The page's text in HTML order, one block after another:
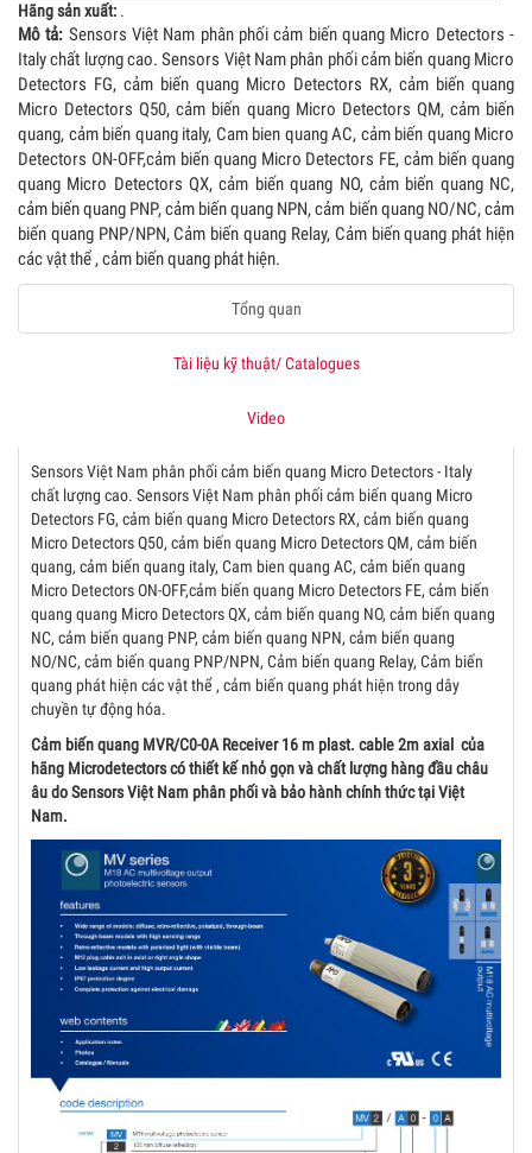
Hãng sản xuất: .
Mô tả: Sensors Việt Nam phân phối cảm biến quang Micro Detectors -
Italy chất lượng cao. Sensors Việt Nam phân phối cảm biến quang Micro
Detectors FG, cảm biến quang Micro Detectors RX, cảm biến quang
Micro Detectors Q50, cảm biến quang Micro Detectors QM, cảm biến
quang, cảm biến quang italy, Cam bien quang AC, cảm biến quang Micro
Detectors ON-OFF,cảm biến quang Micro Detectors FE, cảm biến quang
quang Micro Detectors QX, cảm biến quang NO, cảm biến quang NC,
cảm biến quang PNP, cảm biến quang NPN, cảm biến quang NO/NC, cảm
biến quang PNP/NPN, Cảm biến quang Relay, Cảm biến quang phát hiện
các vật thể , cảm biến quang phát hiện.
Tổng quan
Tài liệu kỹ thuật/ Catalogues
Video
Sensors Việt Nam phân phối cảm biến quang Micro Detectors - Italy
chất lượng cao. Sensors Việt Nam phân phối cảm biến quang Micro
Detectors FG, cảm biến quang Micro Detectors RX, cảm biến quang
Micro Detectors Q50, cảm biến quang Micro Detectors QM, cảm biến
quang, cảm biến quang italy, Cam bien quang AC, cảm biến quang
Micro Detectors ON-OFF,cảm biến quang Micro Detectors FE, cảm biến
quang quang Micro Detectors QX, cảm biến quang NO, cảm biến quang
NC, cảm biến quang PNP, cảm biến quang NPN, cảm biến quang
NO/NC, cảm biến quang PNP/NPN, Cảm biến quang Relay, Cảm biến
quang phát hiện các vật thể , cảm biến quang phát hiện trong dây
chuyền tự động hóa.
Cảm biến quang MVR/C0-0A Receiver 16 m plast. cable 2m axial ​ của
hãng Microdetectors có thiết kế nhỏ gọn và chất lượng hàng đầu châu
âu do Sensors Việt Nam phân phối và bảo hành chính thức tại Việt
Nam.